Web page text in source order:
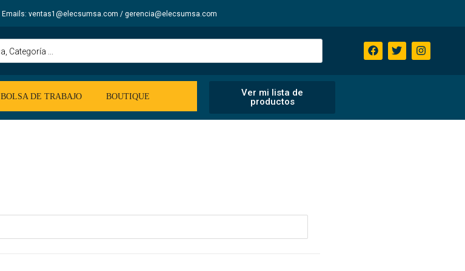
Emails: ventas1@elecsumsa.com / gerencia@elecsumsa.com
BOLSA DE TRABAJO BOUTIQUE
Ver mi lista de
productos